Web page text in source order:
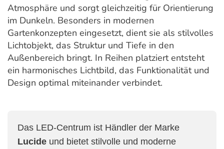
Atmosphäre und sorgt gleichzeitig für Orientierung
im Dunkeln. Besonders in modernen
Gartenkonzepten eingesetzt, dient sie als stilvolles
Lichtobjekt, das Struktur und Tiefe in den
Außenbereich bringt. In Reihen platziert entsteht
ein harmonisches Lichtbild, das Funktionalität und
Design optimal miteinander verbindet.
Das LED-Centrum ist Händler der Marke
Lucide und bietet stilvolle und moderne